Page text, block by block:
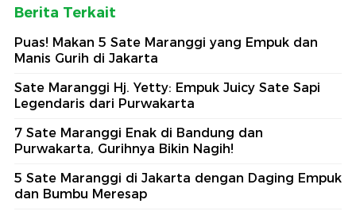
Berita Terkait
Puas! Makan 5 Sate Maranggi yang Empuk dan
Manis Gurih di Jakarta
Sate Maranggi Hj. Yetty: Empuk Juicy Sate Sapi
Legendaris dari Purwakarta
7 Sate Maranggi Enak di Bandung dan
Purwakarta, Gurihnya Bikin Nagih!
5 Sate Maranggi di Jakarta dengan Daging Empuk
dan Bumbu Meresap